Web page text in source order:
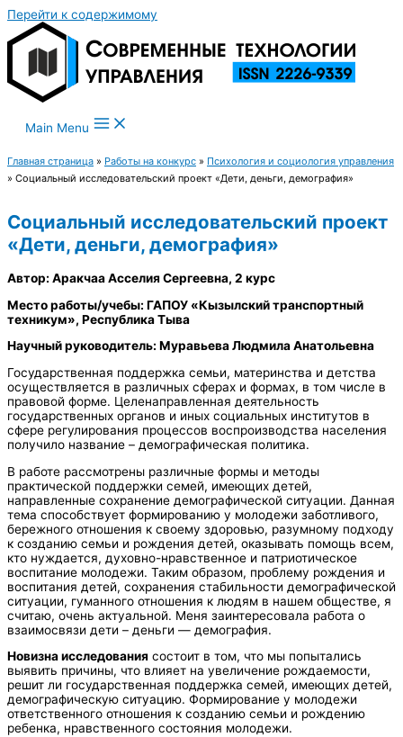
Перейти к содержимому
Main Menu
Главная страница » Работы на конкурс » Психология и социология управления
» Социальный исследовательский проект «Дети, деньги, демография»
Социальный исследовательский проект
«Дети, деньги, демография»
Автор: Аракчаа Асселия Сергеевна, 2 курс
Место работы/учебы: ГАПОУ «Кызылский транспортный
техникум», Республика Тыва
Научный руководитель: Муравьева Людмила Анатольевна
Государственная поддержка семьи, материнства и детства
осуществляется в различных сферах и формах, в том числе в
правовой форме. Целенаправленная деятельность
государственных органов и иных социальных институтов в
сфере регулирования процессов воспроизводства населения
получило название – демографическая политика.
В работе рассмотрены различные формы и методы
практической поддержки семей, имеющих детей,
направленные сохранение демографической ситуации. Данная
тема способствует формированию у молодежи заботливого,
бережного отношения к своему здоровью, разумному подходу
к созданию семьи и рождения детей, оказывать помощь всем,
кто нуждается, духовно-нравственное и патриотическое
воспитание молодежи. Таким образом, проблему рождения и
воспитания детей, сохранения стабильности демографической
ситуации, гуманного отношения к людям в нашем обществе, я
считаю, очень актуальной. Меня заинтересовала работа о
взаимосвязи дети – деньги — демография.
Новизна исследования состоит в том, что мы попытались
выявить причины, что влияет на увеличение рождаемости,
решит ли государственная поддержка семей, имеющих детей,
демографическую ситуацию. Формирование у молодежи
ответственного отношения к созданию семьи и рождению
ребенка, нравственного состояния молодежи.